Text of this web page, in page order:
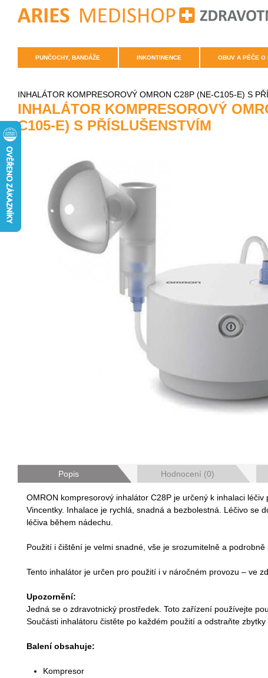
PUNČOCHY, BANDÁŽE INKONTINENCE OBUV A PÉČE O
INHALÁTOR KOMPRESOROVÝ OMRON C28P (NE-C105-E) S
INHALÁTOR KOMPRESOROVÝ
C105-E) S PŘÍSLUŠENSTVÍM
Popis Hodnocení (0)
OMRON kompresorový inhalátor C28P je určený k inhalaci
Vincentky. Inhalace je rychlá, snadná a bezbolestná. Léčivo se
léčiva během nádechu.
Použití i čištění je velmi snadné, vše je srozumitelně a podrobně
Tento inhalátor je určen pro použití i v náročném provozu – ve
Upozornění:
Jedná se o zdravotnický prostředek. Toto zařízení používejte
Součásti inhalátoru čistěte po každém použití a odstraňte
Balení obsahuje:
Kompresor